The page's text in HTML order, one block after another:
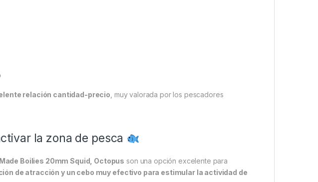
relación cantidad-precio , muy valorada por los pescadores
la zona de pesca
Boilies 20mm Squid, Octopus son una opción excelente para
de atracción y un cebo muy efectivo para estimular la actividad de